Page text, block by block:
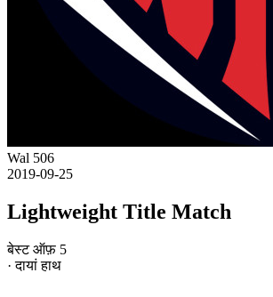
Wal 506
2019-09-25
Lightweight Title Match
बेस्ट ऑफ़ 5
· दायां हाथ